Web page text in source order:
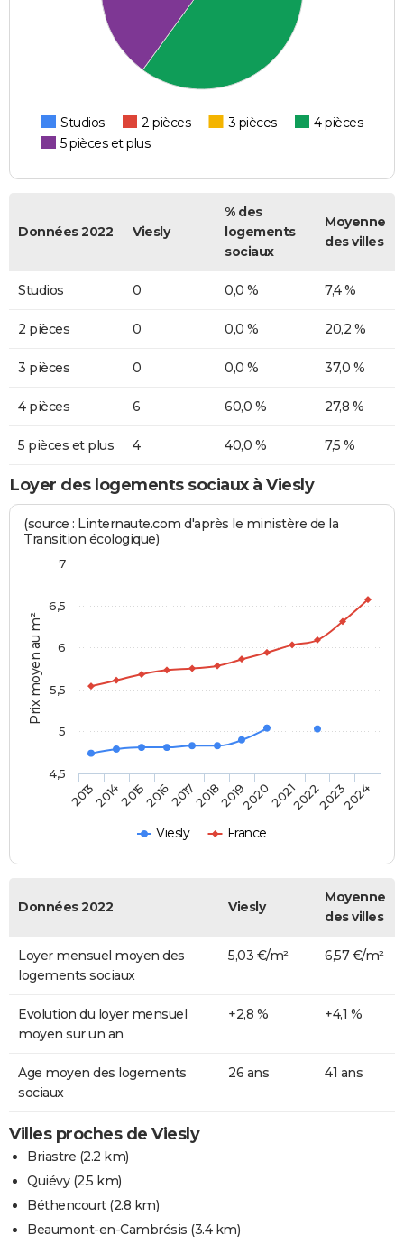
Studios 2 pièces 3 pièces
4 pièces
5 pièces et plus
Données 2022 Viesly
% des
logements
sociaux
Moyenne
des villes
Studios 0 0,0 % 7,4 %
2 pièces 0 0,0 % 20,2 %
3 pièces 0 0,0 % 37,0 %
4 pièces 6 60,0 % 27,8 %
5 pièces et plus 4 40,0 % 7,5 %
Loyer des logements sociaux à Viesly
Prix moyen au m²
(source : Linternaute.com d'après le ministère de la
Transition écologique)
Viesly France
201320142015201620172018201920202021202220232024
4,5
5
5,5
6
6,5
7
Données 2022 Viesly
Moyenne
des villes
Loyer mensuel moyen des
logements sociaux
5,03 €/m² 6,57 €/m²
Evolution du loyer mensuel
moyen sur un an
+2,8 % +4,1 %
Age moyen des logements
sociaux
26 ans 41 ans
Villes proches de Viesly
Briastre (2.2 km)
Quiévy(2.5 km)
Béthencourt(2.8 km)
Beaumont-en-Cambrésis (3.4 km)